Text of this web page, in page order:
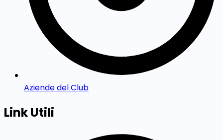
Aziende del Club
Link Utili